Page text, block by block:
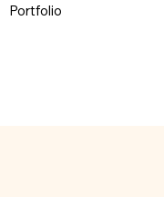
Portfolio